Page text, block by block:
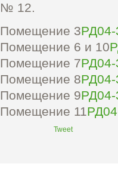
№ 12.
Помещение 3
Помещение 6 и 10
Помещение 7
Помещение 8
Помещение 9
Помещение 11
Tweet